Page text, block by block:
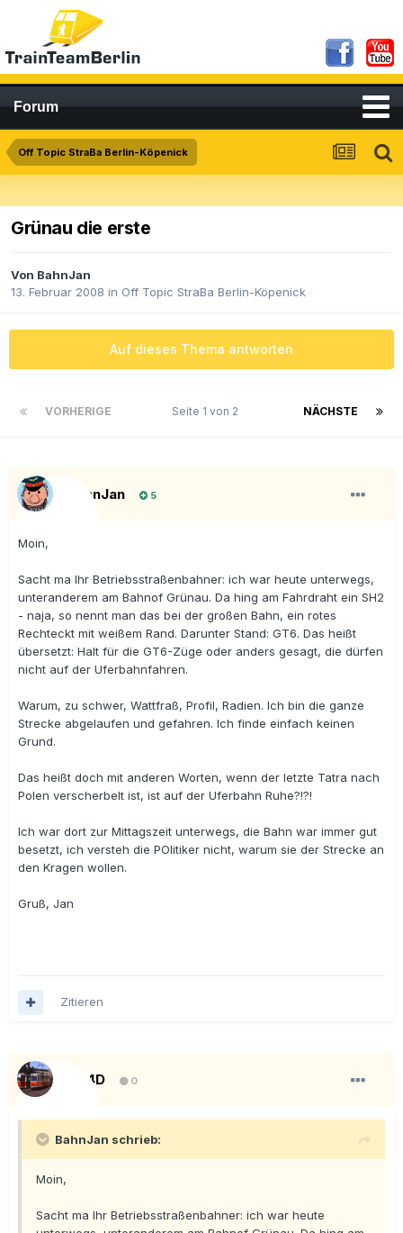
Forum
Off Topic StraBa Berlin-Köpenick
Grünau die erste
Von BahnJan
13. Februar 2008 in Off Topic StraBa Berlin-Köpenick
Auf dieses Thema antworten
VORHERIGE NÄCHSTE
Seite 1 von 2
BahnJan 5
Moin,
Sacht ma Ihr Betriebsstraßenbahner: ich war heute unterwegs,
unteranderem am Bahnof Grünau. Da hing am Fahrdraht ein SH2
- naja, so nennt man das bei der großen Bahn, ein rotes
Rechteckt mit weißem Rand. Darunter Stand: GT6. Das heißt
übersetzt: Halt für die GT6-Züge oder anders gesagt, die dürfen
nicht auf der Uferbahnfahren.
Warum, zu schwer, Wattfraß, Profil, Radien. Ich bin die ganze
Strecke abgelaufen und gefahren. Ich finde einfach keinen
Grund.
Das heißt doch mit anderen Worten, wenn der letzte Tatra nach
Polen verscherbelt ist, ist auf der Uferbahn Ruhe?!?!
Ich war dort zur Mittagszeit unterwegs, die Bahn war immer gut
besetzt, ich versteh die POlitiker nicht, warum sie der Strecke an
den Kragen wollen.
Gruß, Jan
Zitieren
KT4D 0
BahnJan schrieb:
Moin,
Sacht ma Ihr Betriebsstraßenbahner: ich war heute